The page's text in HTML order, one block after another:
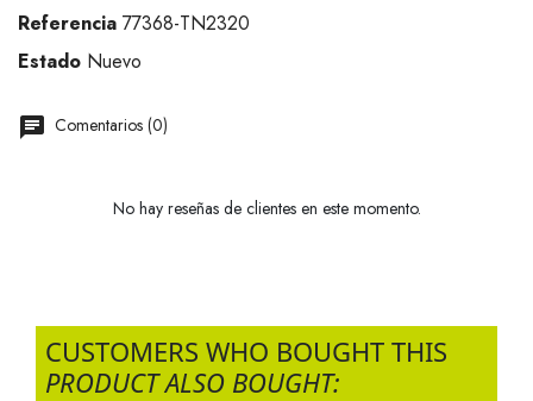
Referencia 77368-TN2320
Estado Nuevo
Comentarios (0)
No hay reseñas de clientes en este momento.
CUSTOMERS WHO BOUGHT THIS
PRODUCT ALSO BOUGHT: